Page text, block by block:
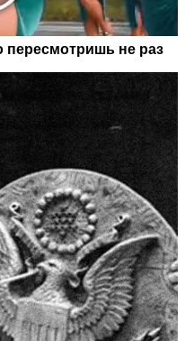
пересмотришь не раз